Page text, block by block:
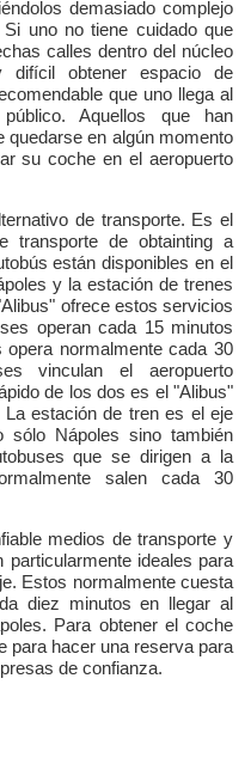
demasiado complejo
uno no tiene cuidado que
calles dentro del núcleo
obtener espacio de
que uno llega al
Aquellos que han
quedarse en algún momento
su coche en el aeropuerto
de transporte. Es el
transporte de obtainting a
están disponibles en el
y la estación de trenes
ofrece estos servicios
operan cada 15 minutos
normalmente cada 30
vinculan el aeropuerto
de los dos es el "Alibus"
estación de tren es el eje
sólo Nápoles sino también
que se dirigen a la
salen cada 30
medios de transporte y
particularmente ideales para
Estos normalmente cuesta
diez minutos en llegar al
Para obtener el coche
para hacer una reserva para
de confianza.